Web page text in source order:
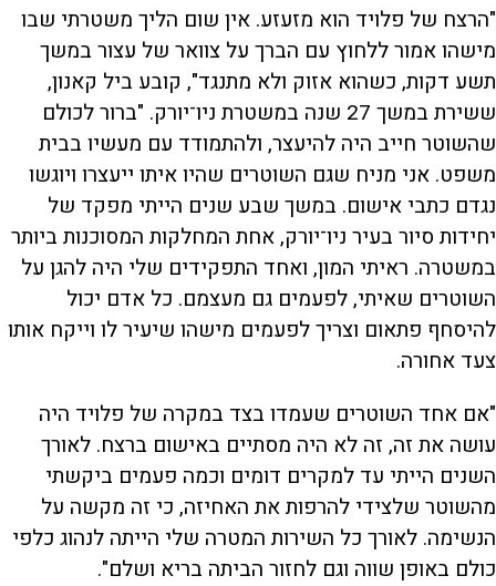
"הרצח של פלויד הוא מזעזע. אין שום הליך משטרתי שבו
מישהו אמור ללחוץ עם הברך על צוואר של עצור במשך
תשע דקות, כשהוא אזוק ולא מתנגד", קובע ביל קאנון,
ששירת במשך 27 שנה במשטרת ניו־יורק. "ברור לכולם
שהשוטר חייב היה להיעצר, ולהתמודד עם מעשיו בבית
משפט. אני מניח שגם השוטרים שהיו איתו ייעצרו ויוגשו
נגדם כתבי אישום. במשך שבע שנים הייתי מפקד של
יחידות סיור בעיר ניו־יורק, אחת המחלקות המסוכנות ביותר
במשטרה. ראיתי המון, ואחד התפקידים שלי היה להגן על
השוטרים שאיתי, לפעמים גם מעצמם. כל אדם יכול
להיסחף פתאום וצריך לפעמים מישהו שיעיר לו וייקח אותו
צעד אחורה.
"אם אחד השוטרים שעמדו בצד במקרה של פלויד היה
עושה את זה, זה לא היה מסתיים באישום ברצח. לאורך
השנים הייתי עד למקרים דומים וכמה פעמים ביקשתי
מהשוטר שלצידי להרפות את האחיזה, כי זה מקשה על
הנשימה. לאורך כל השירות המטרה שלי הייתה לנהוג כלפי
כולם באופן שווה וגם לחזור הביתה בריא ושלם".